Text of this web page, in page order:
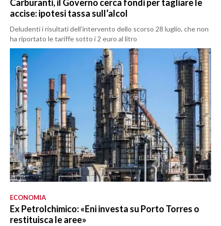
Carburanti, il Governo cerca fondi per tagliare le
accise: ipotesi tassa sull’alcol
Deludenti i risultati dell’intervento dello scorso 28 luglio, che non
ha riportato le tariffe sotto i 2 euro al litro
ECONOMIA
Ex Petrolchimico: «Eni investa su Porto Torres o
restituisca le aree»